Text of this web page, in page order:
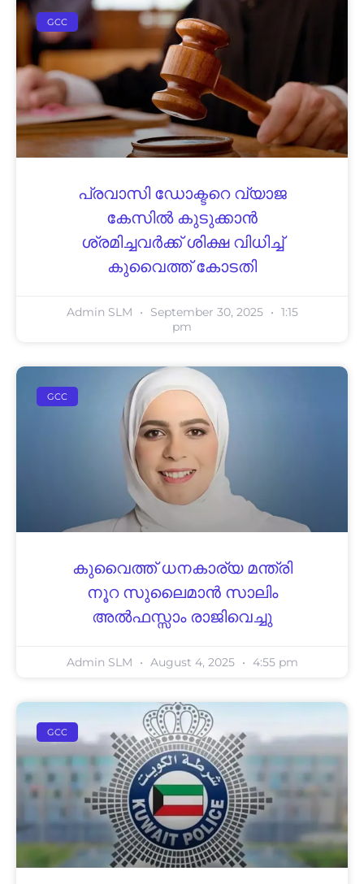
GCC
പ്രവാസി ഡോക്ടറെ വ്യാജ
കേസിൽ കുടുക്കാൻ
ശ്രമിച്ചവർക്ക് ശിക്ഷ വിധിച്ച്
കുവൈത്ത് കോടതി
Admin SLM September 30, 2025
1:15
pm
GCC
കുവൈത്ത് ധനകാര്യ മന്ത്രി
നൂറ സുലൈമാൻ സാലിം
അൽഫസ്സാം രാജിവെച്ചു
Admin SLM August 4, 2025 4:55 pm
GCC